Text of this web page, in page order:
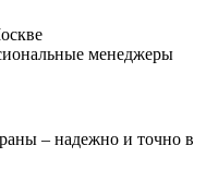
менеджеры
– надежно и точно в